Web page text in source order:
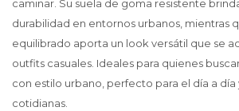
caminar. Su suela de goma resistente
durabilidad en entornos urbanos, mientras
equilibrado aporta un look versátil que se
outfits casuales. Ideales para quienes
con estilo urbano, perfecto para el día a
cotidianas.